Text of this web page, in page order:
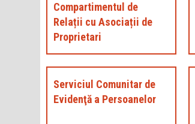
Compartimentul de
Relații cu Asociații de
Proprietari
Serviciul Comunitar de
Evidenţă a Persoanelor